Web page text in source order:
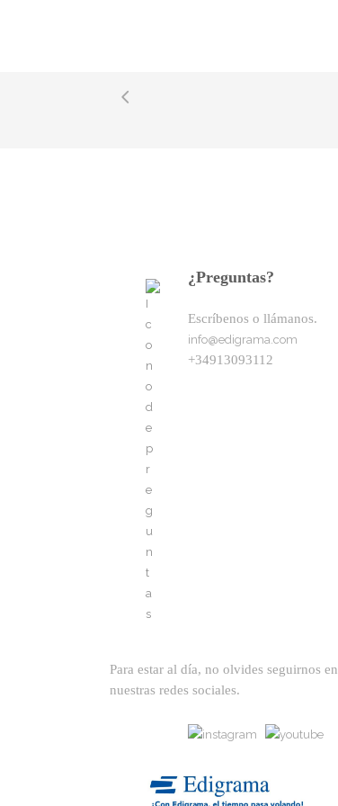
¿Preguntas?
Escríbenos o llámanos.
info@edigrama.com
+34913093112
Para estar al día, no olvides seguirnos en
nuestras redes sociales.